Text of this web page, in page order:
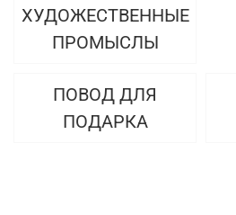
ХУДОЖЕСТВЕННЫЕ
ПРОМЫСЛЫ
ПОВОД ДЛЯ
ПОДАРКА